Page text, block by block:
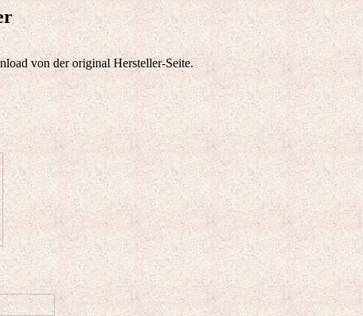
von der original Hersteller-Seite.